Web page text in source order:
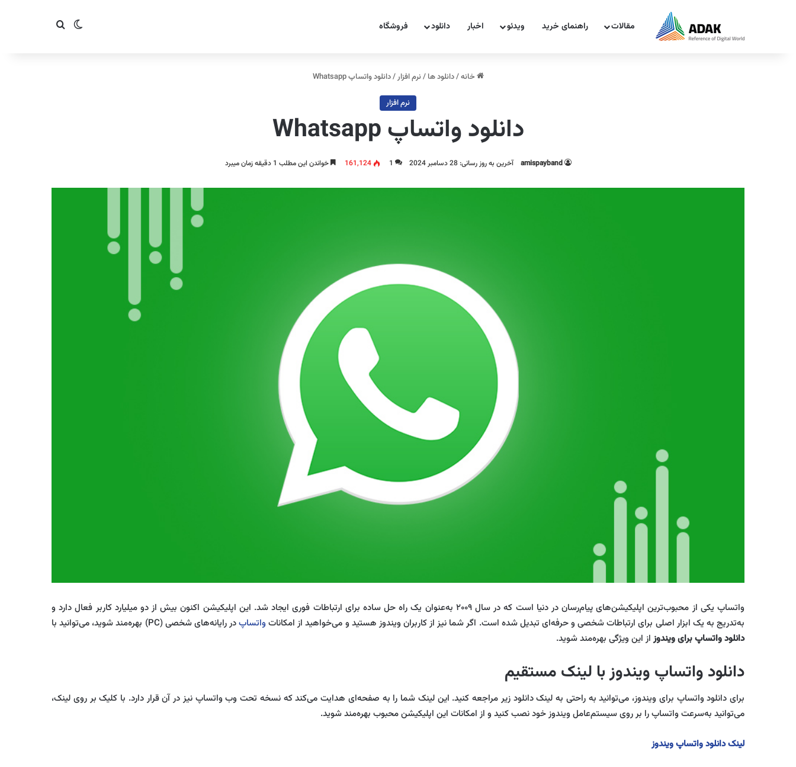
مقالات راهنمای خرید ویدئو اخبار دانلود فروشگاه تغییر پوسته
خانه/دانلود ها / نرم افزار/دانلود واتساپ Whatsapp
نرم افزار
دانلود واتساپ Whatsapp
amispayband آخرین به روز رسانی: 28 دسامبر 2024 1
161,124 خواندن این مطلب 1 دقیقه زمان میبرد
واتساپ یکی از محبوب‌ترین اپلیکیشن‌های پیام‌رسان در دنیا است که در سال ۲۰۰۹ به‌عنوان یک راه حل ساده برای ارتباطات فوری ایجاد شد. این اپلیکیشن اکنون بیش از دو میلیارد کاربر فعال دارد و
به‌تدریج به یک ابزار اصلی برای ارتباطات شخصی و حرفه‌ای تبدیل شده است. اگر شما نیز از کاربران ویندوز هستید و می‌خواهید از امکاناتواتساپدر رایانه‌های شخصی (PC) بهره‌مند شوید، می‌توانید با
دانلود واتساپ برای ویندوزاز این ویژگی بهره‌مند شوید.
دانلود واتساپ ویندوز با لینک مستقیم
برای دانلود واتساپ برای ویندوز، می‌توانید به راحتی به لینک دانلود زیر مراجعه کنید. این لینک شما را به صفحه‌ای هدایت می‌کند که نسخه تحت وب واتساپ نیز در آن قرار دارد. با کلیک بر روی لینک،
می‌توانید به‌سرعت واتساپ را بر روی سیستم‌عامل ویندوز خود نصب کنید و از امکانات این اپلیکیشن محبوب بهره‌مند شوید.
لینک دانلود واتساپ ویندوز